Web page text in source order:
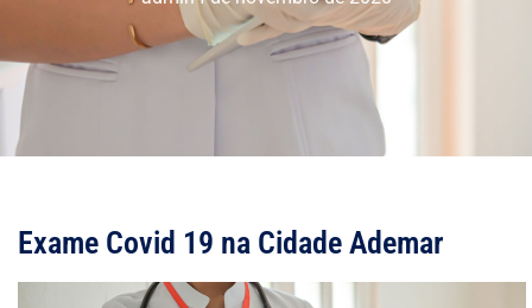
Exame Covid 19 na Cidade Ademar